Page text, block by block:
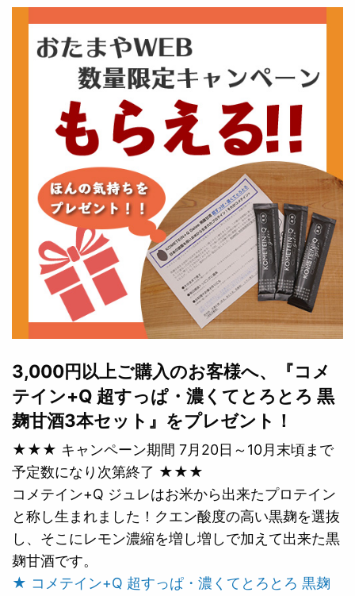
3,000円以上ご購入のお客様へ、『コメ
テイン+Q 超すっぱ・濃くてとろとろ 黒
麹甘酒3本セット』をプレゼント！
★★★ キャンペーン期間 7月20日～10月末頃まで
予定数になり次第終了 ★★★
コメテイン+Q ジュレはお米から出来たプロテイン
と称し生まれました！クエン酸度の高い黒麹を選抜
し、そこにレモン濃縮を増し増しで加えて出来た黒
麹甘酒です。
★ コメテイン+Q 超すっぱ・濃くてとろとろ 黒麹